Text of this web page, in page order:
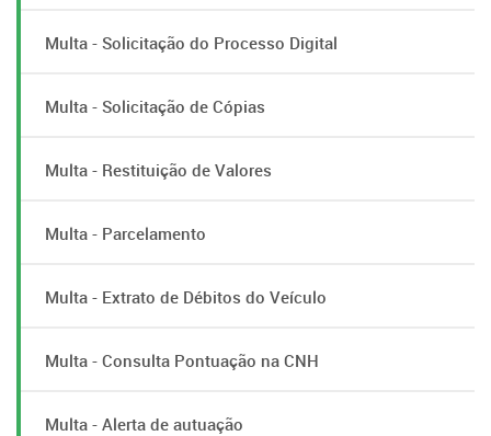
Multa - Solicitação do Processo Digital
Multa - Solicitação de Cópias
Multa - Restituição de Valores
Multa - Parcelamento
Multa - Extrato de Débitos do Veículo
Multa - Consulta Pontuação na CNH
Multa - Alerta de autuação